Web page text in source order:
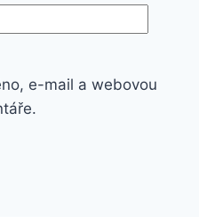
e-mail a webovou